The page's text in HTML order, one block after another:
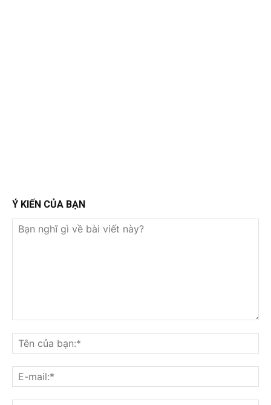
Ý KIẾN CỦA BẠN
nghĩ
gì
về
bài
viết
này?